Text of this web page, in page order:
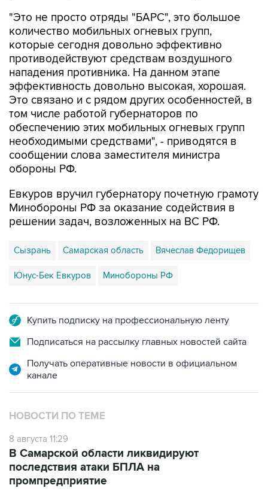
"Это не просто отряды "БАРС", это большое
количество мобильных огневых групп,
которые сегодня довольно эффективно
противодействуют средствам воздушного
нападения противника. На данном этапе
эффективность довольно высокая, хорошая.
Это связано и с рядом других особенностей, в
том числе работой губернаторов по
обеспечению этих мобильных огневых групп
необходимыми средствами", - приводятся в
сообщении слова заместителя министра
обороны РФ.
Евкуров вручил губернатору почетную грамоту
Минобороны РФ за оказание содействия в
решении задач, возложенных на ВС РФ.
Сызрань Самарская область Вячеслав Федорищев
Юнус-Бек Евкуров Минобороны РФ
Купить подписку на профессиональную ленту
Подписаться на рассылку главных новостей сайта
Получать оперативные новости в официальном
канале
НОВОСТИ ПО ТЕМЕ
8 августа 11:29
В Самарской области ликвидируют
последствия атаки БПЛА на
промпредприятие